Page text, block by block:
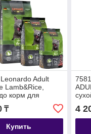
Adult
Lamb&Rice,
корм для
кошек с
и рисом, уп.1,8кг
₸
Купить
4